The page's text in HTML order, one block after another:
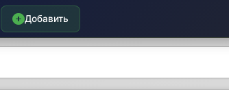
Добавить